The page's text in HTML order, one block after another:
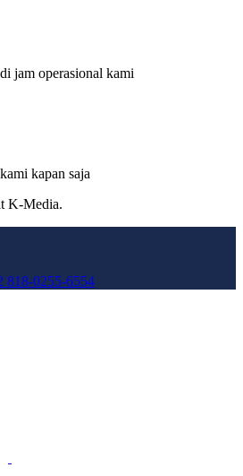
jam operasional kami
kapan saja
K-Media.
818-0255-6554